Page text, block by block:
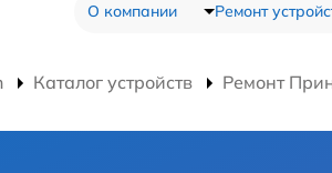
О компании Ремонт
Каталог устройств Ремонт